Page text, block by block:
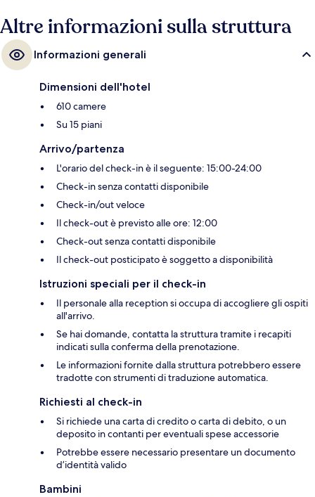
Altre informazioni sulla struttura
Informazioni generali
Dimensioni dell'hotel
610 camere
Su 15 piani
Arrivo/partenza
L'orario del check-in è il seguente: 15:00-24:00
Check-in senza contatti disponibile
Check-in/out veloce
Il check-out è previsto alle ore: 12:00
Check-out senza contatti disponibile
Il check-out posticipato è soggetto a disponibilità
Istruzioni speciali per il check-in
Il personale alla reception si occupa di accogliere gli ospiti
all'arrivo.
Se hai domande, contatta la struttura tramite i recapiti
indicati sulla conferma della prenotazione.
Le informazioni fornite dalla struttura potrebbero essere
tradotte con strumenti di traduzione automatica.
Richiesti al check-in
Si richiede una carta di credito o carta di debito, o un
deposito in contanti per eventuali spese accessorie
Potrebbe essere necessario presentare un documento
d’identità valido
Bambini